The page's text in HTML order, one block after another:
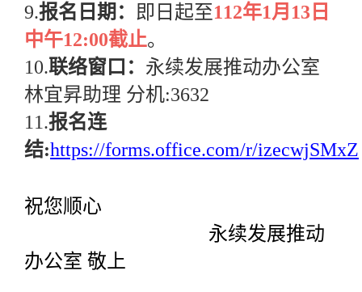
9.报名日期： 即日起至112年1月 13 日
中午12:00截止。
10.联络窗口： 永续发展推动办公室
林宜昇助理 分机:3632
11.报名连
结:https://forms.office.com/r/izecwjSMxZ
祝您顺心
永续发展推动
办公室 敬上